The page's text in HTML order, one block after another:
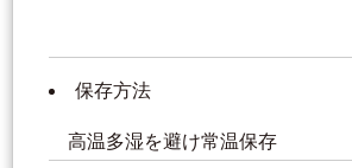
保存方法
高温多湿を避け常温保存